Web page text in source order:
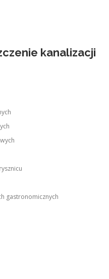
kanalizacji
gastronomicznych